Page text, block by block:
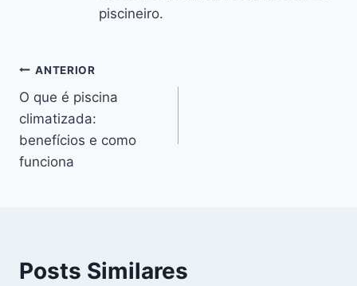
piscineiro.
Navegação
de
Post
ANTERIOR
O que é piscina
climatizada:
benefícios e como
funciona
Posts Similares